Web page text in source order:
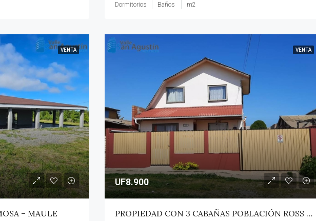
Dormitorios Baños m2
VENTA
– MAULE
VENTA
UF8.900
PROPIEDAD CON 3 CABAÑAS POBLACIÓN ROSS – PICHILEMU